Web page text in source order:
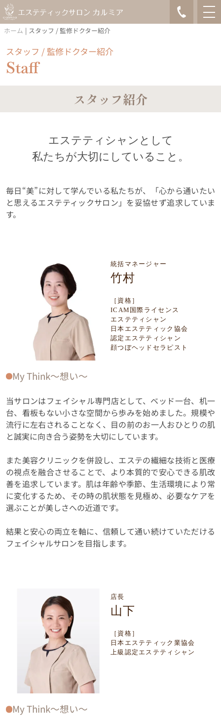
ホーム | スタッフ / 監修ドクター紹介
スタッフ / 監修ドクター紹介
Staff
スタッフ紹介
エステティシャンとして
私たちが大切にしていること。
毎日“美”に対して学んでいる私たちが、「心から通いたい
と思えるエステティックサロン」を妥協せず追求していま
す。
統括マネージャー
竹村
［資格］
ICAM国際ライセンス
エステティシャン
日本エステティック協会
認定エステティシャン
顔つぼヘッドセラピスト
My Think〜想い〜
当サロンはフェイシャル専門店として、ベッド一台、机一
台、看板もない小さな空間から歩みを始めました。規模や
流行に左右されることなく、目の前のお一人おひとりの肌
と誠実に向き合う姿勢を大切にしています。
また美容クリニックを併設し、エステの繊細な技術と医療
の視点を融合させることで、より本質的で安心できる肌改
善を追求しています。肌は年齢や季節、生活環境により常
に変化するため、その時の肌状態を見極め、必要なケアを
選ぶことが美しさへの近道です。
結果と安心の両立を軸に、信頼して通い続けていただける
フェイシャルサロンを目指します。
店長
山下
［資格］
日本エステティック業協会
上級認定エステティシャン
My Think〜想い〜